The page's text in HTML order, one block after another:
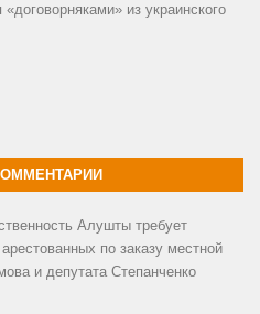
из украинского
Алушты требует
по заказу местной
и депутата Степанченко